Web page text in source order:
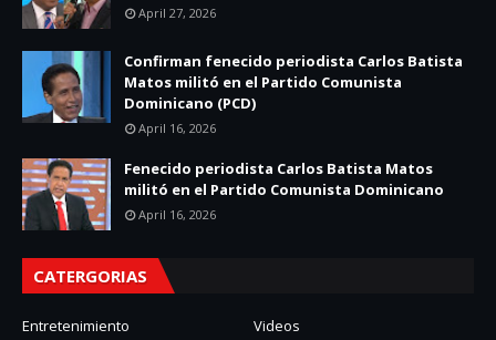
April 27, 2026
Confirman fenecido periodista Carlos Batista
Matos militó en el Partido Comunista
Dominicano (PCD)
April 16, 2026
Fenecido periodista Carlos Batista Matos
militó en el Partido Comunista Dominicano
April 16, 2026
CATERGORIAS
Entretenimiento
Videos